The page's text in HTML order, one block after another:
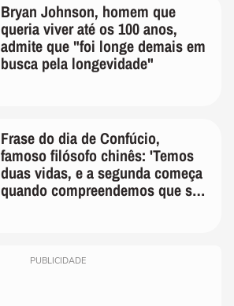
Bryan Johnson, homem que
queria viver até os 100 anos,
admite que "foi longe demais em
busca pela longevidade"
Frase do dia de Confúcio,
famoso filósofo chinês: 'Temos
duas vidas, e a segunda começa
quando compreendemos que só
PUBLICIDADE